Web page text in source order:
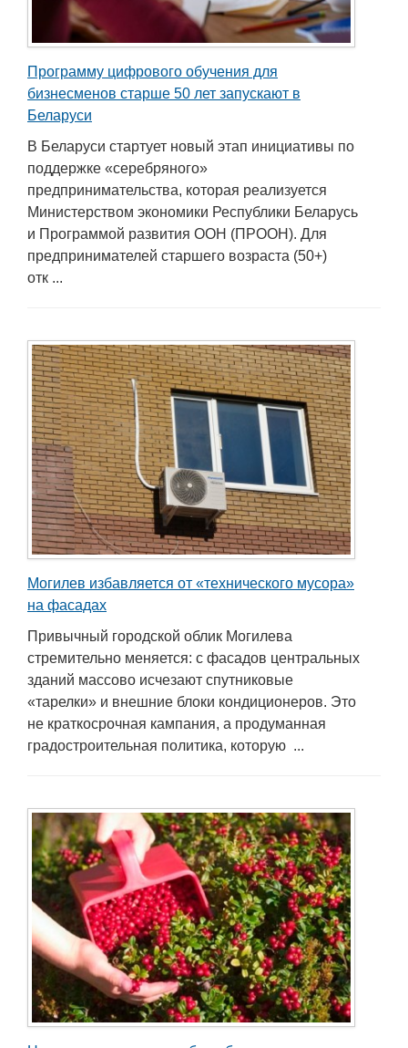
Программу цифрового обучения для
бизнесменов старше 50 лет запускают в
Беларуси
В Беларуси стартует новый этап инициативы по
поддержке «серебряного»
предпринимательства, которая реализуется
Министерством экономики Республики Беларусь
и Программой развития ООН (ПРООН). Для
предпринимателей старшего возраста (50+)
отк ...
Могилев избавляется от «технического мусора»
на фасадах
Привычный городской облик Могилева
стремительно меняется: с фасадов центральных
зданий массово исчезают спутниковые
«тарелки» и внешние блоки кондиционеров. Это
не краткосрочная кампания, а продуманная
градостроительная политика, которую ...